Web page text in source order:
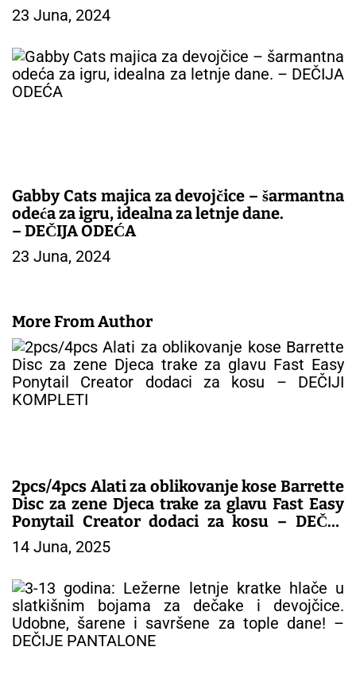
– DEČIJA ODEĆA
23 Juna, 2024
Gabby Cats majica za devojčice – šarmantna
odeća za igru, idealna za letnje dane.
– DEČIJA ODEĆA
23 Juna, 2024
More From Author
2pcs/4pcs Alati za oblikovanje kose Barrette
Disc za zene Djeca trake za glavu Fast Easy
Ponytail Creator dodaci za kosu – DEČIJI
KOMPLETI
14 Juna, 2025